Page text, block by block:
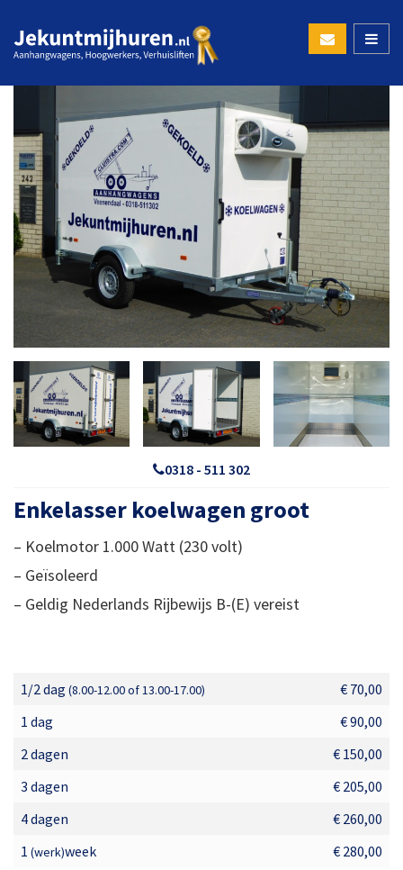
0318 - 511 302
Enkelasser koelwagen groot
– Koelmotor 1.000 Watt (230 volt)
– Geïsoleerd
– Geldig Nederlands Rijbewijs B-(E) vereist
1/2 dag (8.00-12.00 of 13.00-17.00)
€ 70,00
1 dag
€ 90,00
2 dagen
€ 150,00
3 dagen
€ 205,00
4 dagen
€ 260,00
1 (werk)week € 280,00